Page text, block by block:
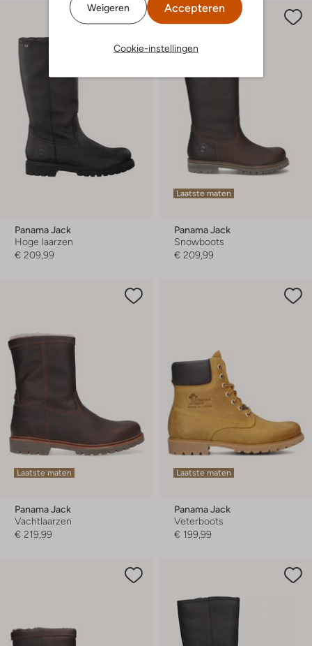
Weigeren Accepteren
Cookie-instellingen
Panama Jack
Hoge laarzen
€ 209,99
Laatste maten
Panama Jack
Snowboots
€ 209,99
Laatste maten
Panama Jack
Vachtlaarzen
€ 219,99
Laatste maten
Panama Jack
Veterboots
€ 199,99